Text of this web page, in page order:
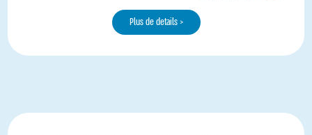
Plus de details >